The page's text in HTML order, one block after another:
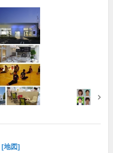
[地図]